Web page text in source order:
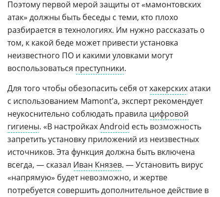
Поэтому первой мерой защиты от «мамонтовских
атак» должны быть беседы с теми, кто плохо
разбирается в технологиях. Им нужно рассказать о
том, к какой беде может привести установка
неизвестного ПО и какими уловками могут
воспользоваться преступники.
Для того чтобы обезопасить себя отхакерскихатаки
с использованием Mamont’а, эксперт рекомендует
неукоснительно соблюдать правила цифровой
гигиены. «В настройкахAndroid есть возможность
запретить установку приложений из неизвестных
источников. Эта функция должна быть включена
всегда, — сказал Иван Князев. — Установить вирус
«напрямую» будет невозможно, и жертве
потребуется совершить дополнительное действие в